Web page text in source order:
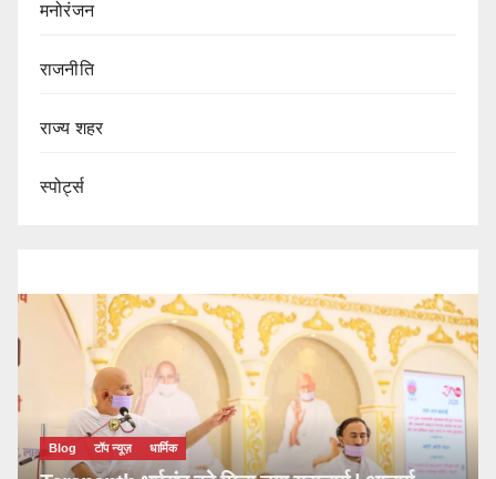
मनोरंजन
राजनीति
राज्य शहर
स्पोर्ट्स
Blog टॉप न्यूज़ धार्मिक